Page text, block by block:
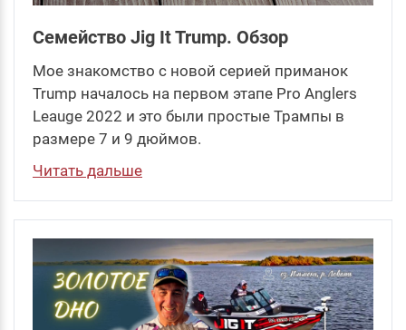
Семейство Jig It Trump. Обзор
Мое знакомство с новой серией приманок
Trump началось на первом этапе Pro Anglers
Leauge 2022 и это были простые Трампы в
размере 7 и 9 дюймов.
Читать дальше